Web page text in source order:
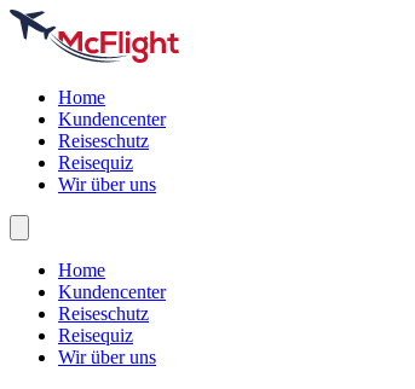
Home
Kundencenter
Reiseschutz
Reisequiz
Wir über uns
Home
Kundencenter
Reiseschutz
Reisequiz
Wir über uns